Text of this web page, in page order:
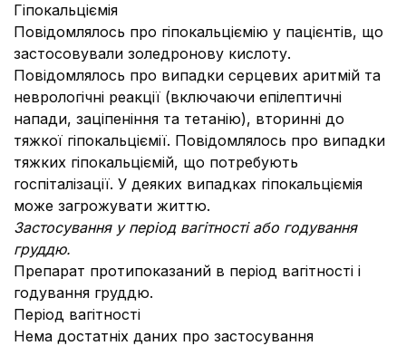
Гіпокальціємія
Повідомлялось про гіпокальціємію у пацієнтів, що
застосовували золедронову кислоту.
Повідомлялось про випадки серцевих аритмій та
неврологічні реакції (включаючи епілептичні
напади, заціпеніння та тетанію), вторинні до
тяжкої гіпокальціємії. Повідомлялось про випадки
тяжких гіпокальціємій, що потребують
госпіталізації. У деяких випадках гіпокальціємія
може загрожувати життю.
Застосування у період вагітності або годування
груддю.
Препарат протипоказаний в період вагітності і
годування груддю.
Період вагітності
Нема достатніх даних про застосування